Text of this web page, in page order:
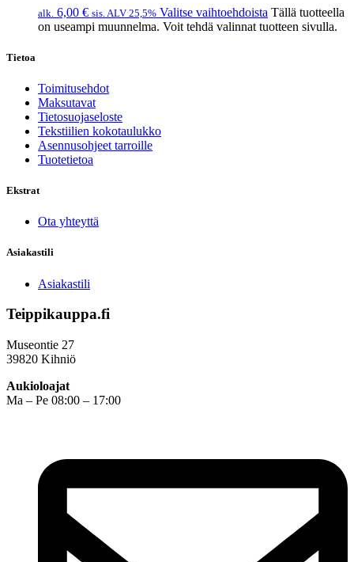
alk. 6,00 € sis. ALV 25,5% Valitse vaihtoehdoista Tällä tuotteella
on useampi muunnelma. Voit tehdä valinnat tuotteen sivulla.
Tietoa
Toimitusehdot
Maksutavat
Tietosuojaseloste
Tekstiilien kokotaulukko
Asennusohjeet tarroille
Tuotetietoa
Ekstrat
Ota yhteyttä
Asiakastili
Asiakastili
Teippikauppa.fi
Museontie 27
39820 Kihniö
Aukioloajat
Ma – Pe 08:00 – 17:00